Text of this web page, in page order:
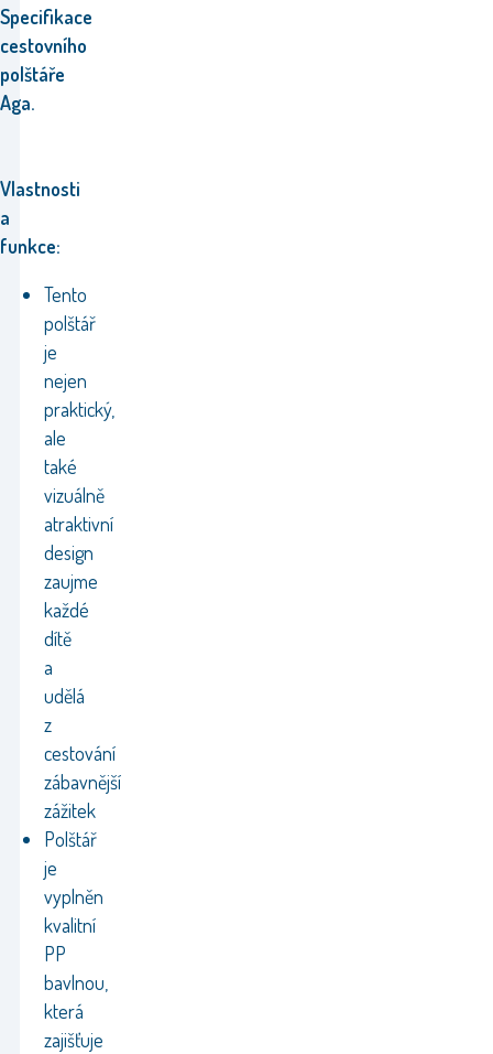
Specifikace
cestovního
polštáře
Aga.
Vlastnosti
a
funkce:
Tento
polštář
je
nejen
praktický,
ale
také
vizuálně
atraktivní
design
zaujme
každé
dítě
a
udělá
z
cestování
zábavnější
zážitek
Polštář
je
vyplněn
kvalitní
PP
bavlnou,
která
zajišťuje